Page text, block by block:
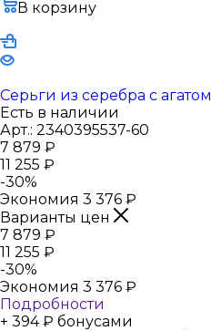
В корзину
Серьги из серебра с агатом
Есть в наличии
Арт.: 2340395537-60
7 879 ₽
11 255 ₽
-30%
Экономия 3 376 ₽
Варианты цен
7 879 ₽
11 255 ₽
-30%
Экономия 3 376 ₽
Подробности
+ 394 ₽ бонусами